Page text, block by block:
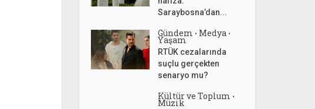
Saraybosna’dan...
Gündem • Medya •
Yaşam
RTÜK cezalarında
suçlu gerçekten
senaryo mu?
Kültür ve Toplum •
Müzik